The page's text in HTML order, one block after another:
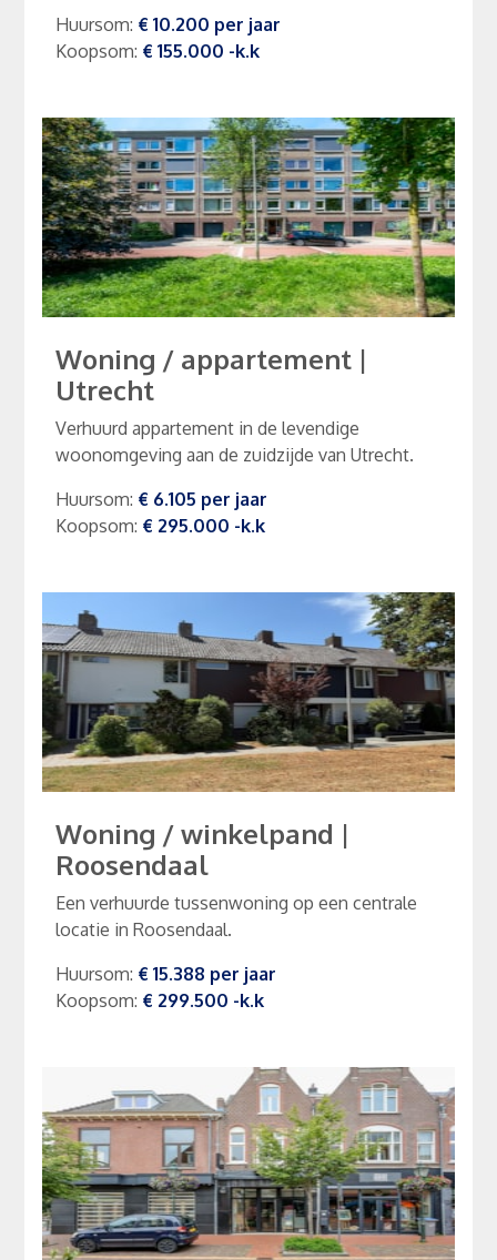
Huursom: € 10.200 per jaar
Koopsom: € 155.000 -k.k
Woning / appartement |
Utrecht
Verhuurd appartement in de levendige
woonomgeving aan de zuidzijde van Utrecht.
Huursom: € 6.105 per jaar
Koopsom: € 295.000 -k.k
Woning / winkelpand |
Roosendaal
Een verhuurde tussenwoning op een centrale
locatie in Roosendaal.
Huursom: € 15.388 per jaar
Koopsom: € 299.500 -k.k